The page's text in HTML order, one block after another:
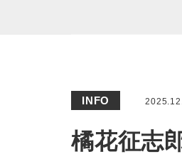
INFO
橘花征志